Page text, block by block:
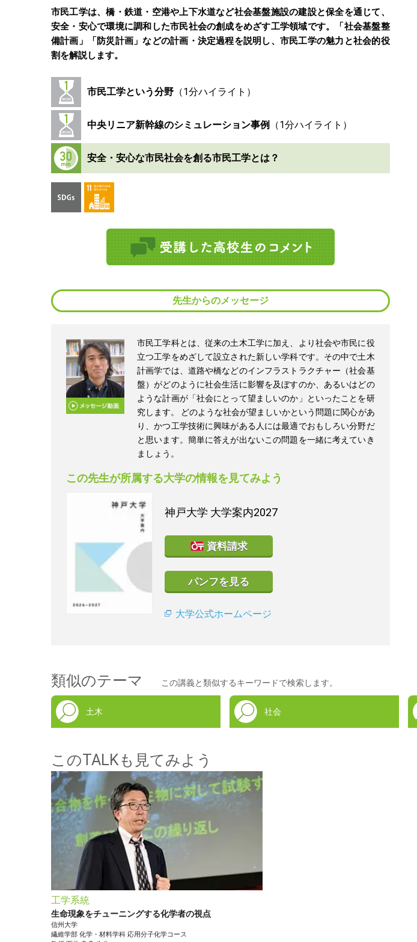
市民工学は、橋・鉄道・空港や上下水道など社会基盤施設の建設と保全を通じて、
安全・安心で環境に調和した市民社会の創成をめざす工学領域です。「社会基盤整
備計画」「防災計画」などの計画・決定過程を説明し、市民工学の魅力と社会的役
割を解説します。
市民工学という分野
中央リニア新幹線のシミュレーション事例
安全・安心な市民社会を創る市民工学とは？
先生からのメッセージ
市民工学科とは、従来の土木工学に加え、より社会や市民に役
立つ工学をめざして設立された新しい学科です。その中で土木
計画学では、道路や橋などのインフラストラクチャー（社会基
盤）がどのように社会生活に影響を及ぼすのか、あるいはどの
ような計画が「社会にとって望ましいのか」といったことを研
究します。 どのような社会が望ましいかという問題に関心があ
り、かつ工学技術に興味がある人には最適でおもしろい分野だ
と思います。簡単に答えが出ないこの問題を一緒に考えていき
ましょう。
この先生が所属する大学の情報を見てみよう
神戸大学 大学案内2027
資料請求
パンフを見る
大学公式ホームページ
類似のテーマ この講義と類似するキーワードで検索します。
土木 社会
このTALKも見てみよう
工学系統
生命現象をチューニングする化学者の視点
信州大学
繊維学部 化学・材料学科 応用分子化学コース